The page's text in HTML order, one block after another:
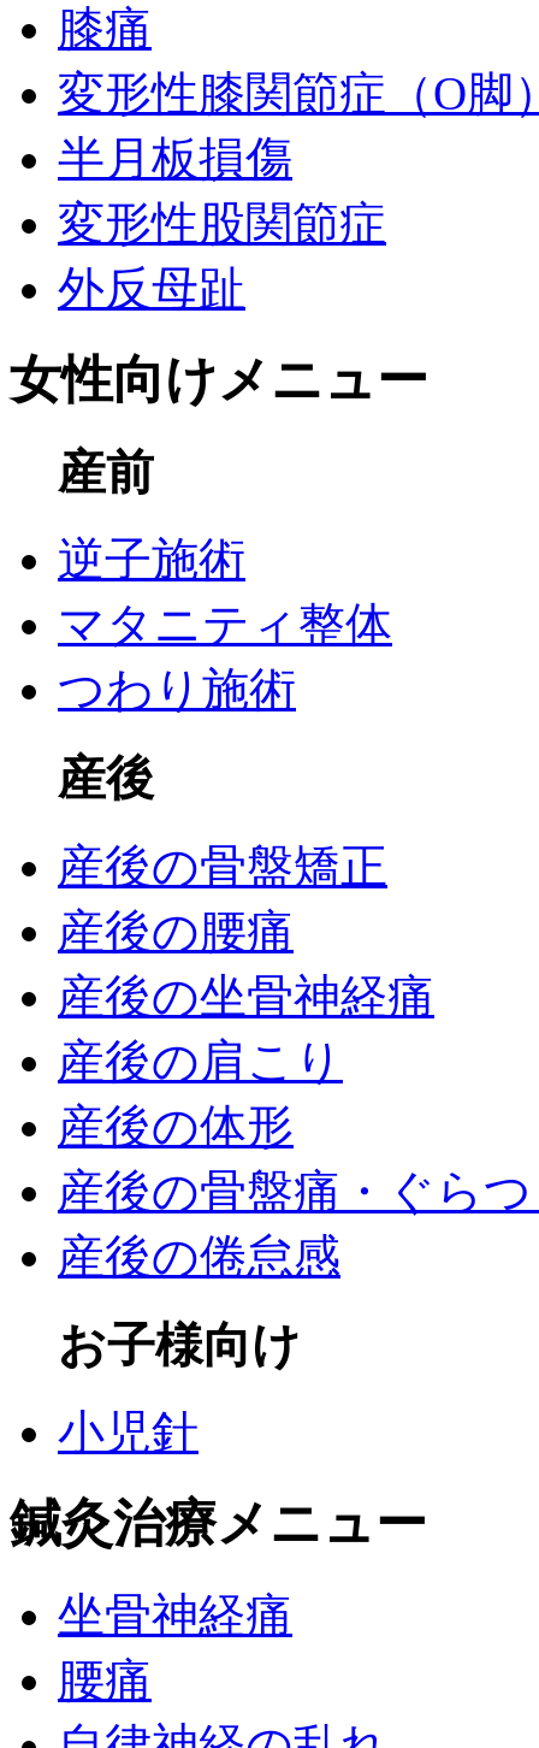
膝痛
変形性膝関節症（O脚
半月板損傷
変形性股関節症
外反母趾
女性向けメニュー
産前
逆子施術
マタニティ整体
つわり施術
産後
産後の骨盤矯正
産後の腰痛
産後の坐骨神経痛
産後の肩こり
産後の体形
産後の骨盤痛・ぐら
産後の倦怠感
お子様向け
小児針
鍼灸治療メニュー
坐骨神経痛
腰痛